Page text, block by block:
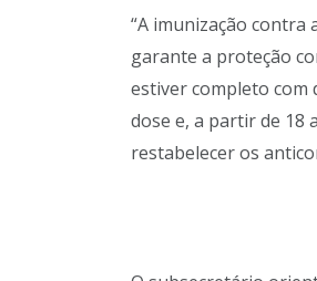
“A imunização contra
garante a proteção
estiver completo com
dose e, a partir de 18
restabelecer os